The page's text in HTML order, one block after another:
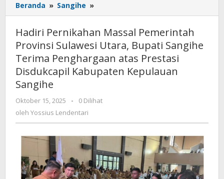
Beranda » Sangihe »
Pernikahan
Pemerintah
Provinsi
Sulawesi
Utara,
Bupati
Terima
atas
Disdukcapil
Kabupaten
Kepulauan
Sangihe
Hadiri Pernikahan Massal Pemerintah
Provinsi Sulawesi Utara, Bupati Sangihe
Terima Penghargaan atas Prestasi
Disdukcapil Kabupaten Kepulauan
Sangihe
Oktober 15, 2025
oleh
Yossius
-
0 Dilihat
oleh Yossius Lendentari